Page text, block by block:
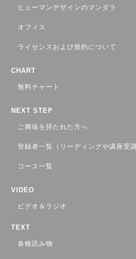
ヒューマンデザインのマンダラ
オフィス
ライセンスおよび規約について
CHART
無料チャート
NEXT STEP
ご興味を持たれた方へ
登録者一覧（リーディングや講座受
コース一覧
VIDEO
ビデオ＆ラジオ
TEXT
各種読み物